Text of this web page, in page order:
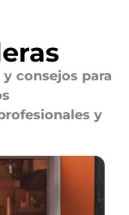
consejos para
y